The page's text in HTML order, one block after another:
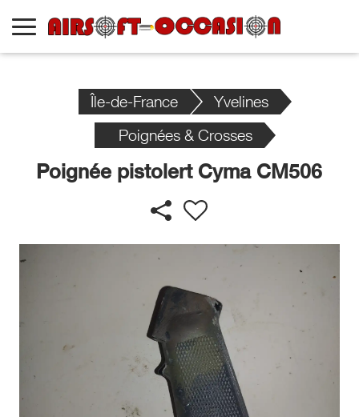
Île-de-France
Yvelines
Poignées & Crosses
Poignée pistolert Cyma CM506